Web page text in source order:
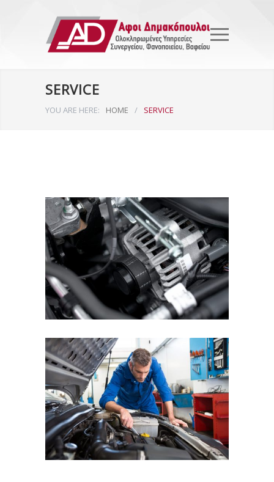
SERVICE
YOU ARE HERE: HOME / SERVICE